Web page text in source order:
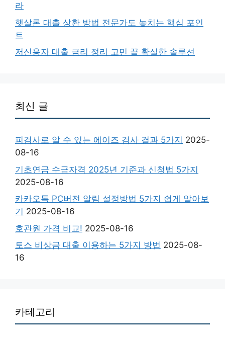
라
햇살론 대출 상환 방법 전문가도 놓치는 핵심 포인
트
저신용자 대출 금리 정리 고민 끝 확실한 솔루션
최신 글
피검사로 알 수 있는 에이즈 검사 결과 5가지 2025-
08-16
기초연금 수급자격 2025년 기준과 신청법 5가지
2025-08-16
카카오톡 PC버전 알림 설정방법 5가지 쉽게 알아보
기 2025-08-16
호관원 가격 비교! 2025-08-16
토스 비상금 대출 이용하는 5가지 방법 2025-08-
16
카테고리